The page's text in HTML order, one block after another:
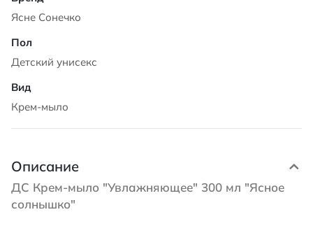
Ясне Сонечко
Детский унисекс
Крем-мыло
Описание
ДС Крем-мыло "Увлажняющее" 300 мл "Ясное
солнышко"